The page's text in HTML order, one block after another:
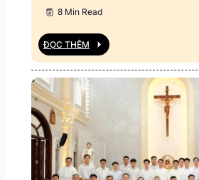
8 Min Read
ĐỌC THÊM